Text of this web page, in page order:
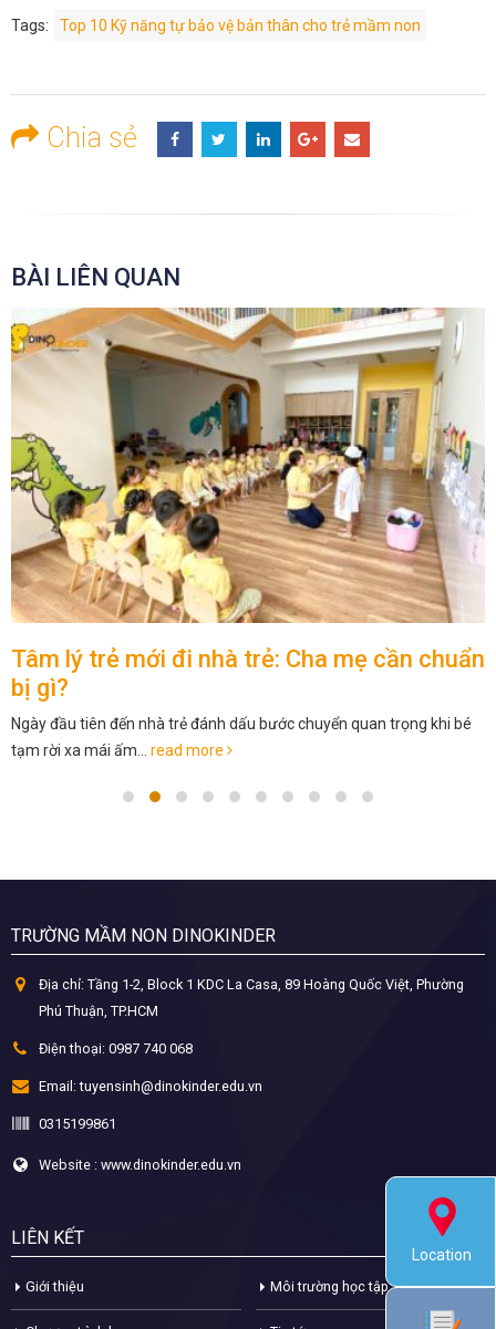
Tags: Top 10 Kỹ năng tự bảo vệ bản thân cho trẻ mầm non
Chia sẻ
BÀI LIÊN QUAN
Tâm lý trẻ mới đi nhà trẻ: Cha mẹ cần chuẩn
bị gì?
Ngày đầu tiên đến nhà trẻ đánh dấu bước chuyển quan trọng khi bé
tạm rời xa mái ấm... read more
TRƯỜNG MẦM NON DINOKINDER
Địa chỉ: Tầng 1-2, Block 1 KDC La Casa, 89 Hoàng Quốc Việt, Phường
Phú Thuận, TP.HCM
Điện thoại: 0987 740 068
Email: tuyensinh@dinokinder.edu.vn
0315199861
Website : www.dinokinder.edu.vn
LIÊN KẾT
Giới thiệu Môi trường học tập
Location